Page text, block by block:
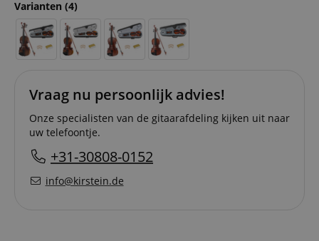
Varianten (4)
Vraag nu persoonlijk advies!
Onze specialisten van de gitaarafdeling kijken uit naar
uw telefoontje.
+31-30808-0152
info@kirstein.de